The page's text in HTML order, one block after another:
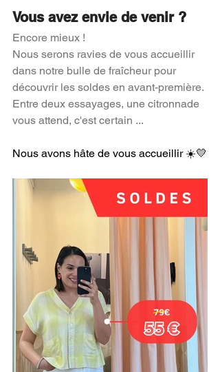
Vous avez envie de venir ?
Encore mieux !
Nous serons ravies de vous accueillir
dans notre bulle de fraîcheur pour
découvrir les soldes en avant-première.
Entre deux essayages, une citronnade
vous attend, c'est certain ...
Nous avons hâte de vous accueillir ☀️💛